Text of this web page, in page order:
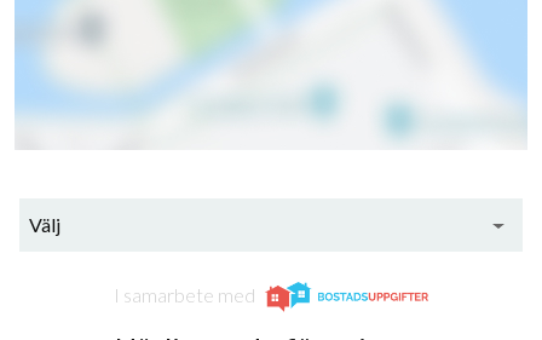
Välj
I samarbete med